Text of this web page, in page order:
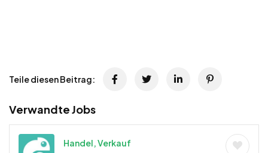
Teile diesen Beitrag:
Verwandte Jobs
Handel, Verkauf